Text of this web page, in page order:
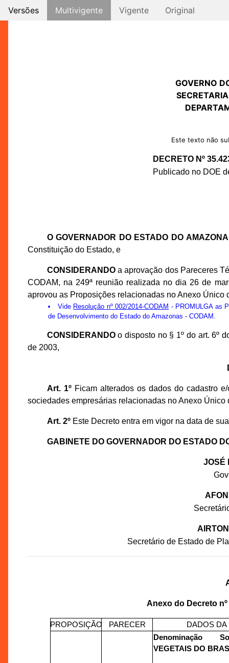
Versões Multivigente Vigente Original
GOVERNO
Este texto não
DECRETO Nº
Publicado no DOE
O GOVERNADOR DO ESTADO DO
Constituição do Estado, e
CONSIDERANDOa aprovação dos Pareceres
CODAM, na 249ª reunião realizada no dia 26 de
aprovou as Proposições relacionadas no Anexo Único
Vide Resolução nº 002/2014-CODAM - PROMULGA as
de Desenvolvimento do Estado do Amazonas - CODAM.
CONSIDERANDOo disposto no § 1º do art. 6º
de 2003,
Art. 1ºFicam alterados os dados do cadastro
sociedades empresárias relacionadas no Anexo Único
Art. 2ºEste Decreto entra em vigor na data de
GABINETE DO GOVERNADOR DO ESTADO
JOSÉ
Secretário de Estado de
Anexo do Decreto
PROPOSIÇÃO PARECER DADOS
Denominação
VEGETAIS DO